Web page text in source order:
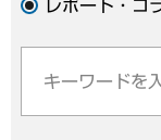
レポート・コ